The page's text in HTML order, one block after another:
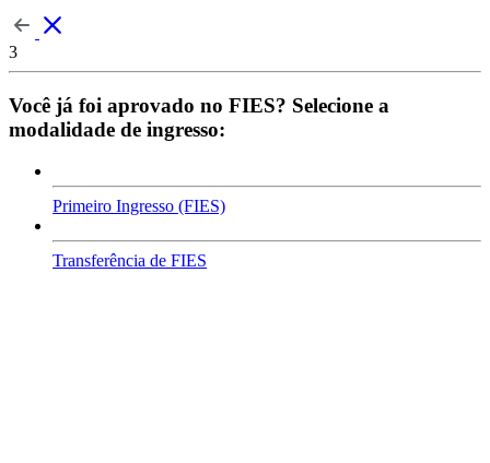
3
Você já foi aprovado no FIES? Selecione a
modalidade de ingresso:
Primeiro Ingresso (FIES)
Transferência de FIES